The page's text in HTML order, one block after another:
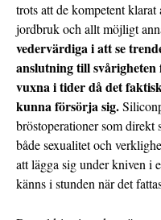
trots att de kompetent
jordbruk och allt möjligt
vedervärdiga i att se
anslutning till svårigheten
vuxna i tider då det
kunna försörja sig.
bröstoperationer som direkt
både sexualitet och
att lägga sig under kniven i
känns i stunden när det